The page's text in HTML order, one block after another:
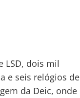
LSD, dois mil
e seis relógios de
da Deic, onde